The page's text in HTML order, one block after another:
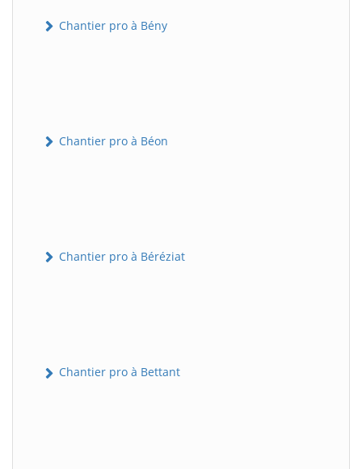
Chantier pro à Bény
Chantier pro à Béon
Chantier pro à Béréziat
Chantier pro à Bettant